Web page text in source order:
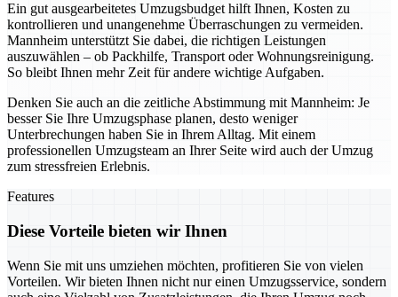
Ein gut ausgearbeitetes Umzugsbudget hilft Ihnen, Kosten zu
kontrollieren und unangenehme Überraschungen zu vermeiden.
Mannheim unterstützt Sie dabei, die richtigen Leistungen
auszuwählen – ob Packhilfe, Transport oder Wohnungsreinigung.
So bleibt Ihnen mehr Zeit für andere wichtige Aufgaben.
Denken Sie auch an die zeitliche Abstimmung mit Mannheim: Je
besser Sie Ihre Umzugsphase planen, desto weniger
Unterbrechungen haben Sie in Ihrem Alltag. Mit einem
professionellen Umzugsteam an Ihrer Seite wird auch der Umzug
zum stressfreien Erlebnis.
Features
Diese Vorteile bieten wir Ihnen
Wenn Sie mit uns umziehen möchten, profitieren Sie von vielen
Vorteilen. Wir bieten Ihnen nicht nur einen Umzugsservice, sondern